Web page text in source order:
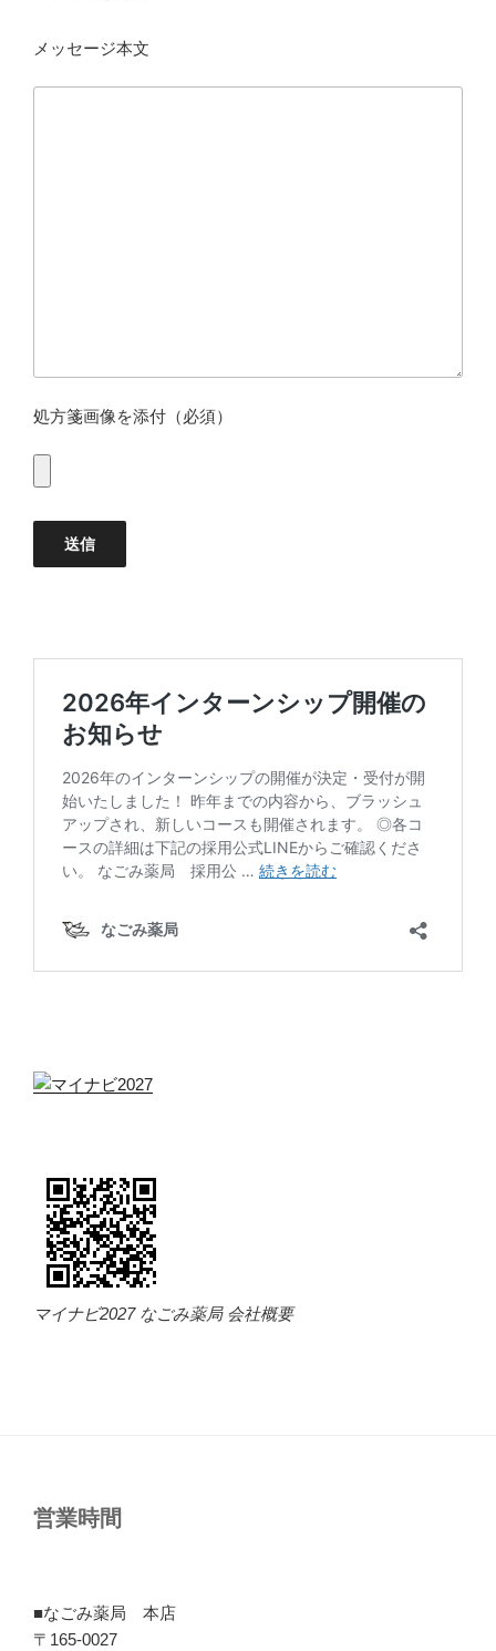
メッセージ本文
処方箋画像を添付（必須）
マイナビ2027 なごみ薬局 会社概要
営業時間
■なごみ薬局 本店
〒165-0027